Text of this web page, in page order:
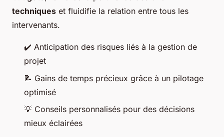
techniques et fluidifie la relation entre tous les
intervenants.
✔️ Anticipation des risques liés à la gestion de
projet
📝 Gains de temps précieux grâce à un pilotage
optimisé
💡 Conseils personnalisés pour des décisions
mieux éclairées